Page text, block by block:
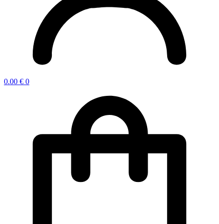
0.00 € 0